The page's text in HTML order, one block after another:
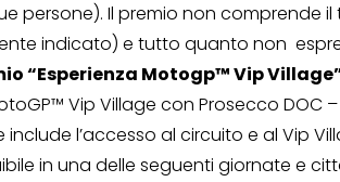
persone). Il premio non comprende
indicato) e tutto quanto non
“Esperienza Motogp™ Vip
Vip Village con Prosecco DOC
include l’accesso al circuito e al Vip
in una delle seguenti giornate e
CONCORSI A PREMIO
CONCORSI CON ACQUISTO